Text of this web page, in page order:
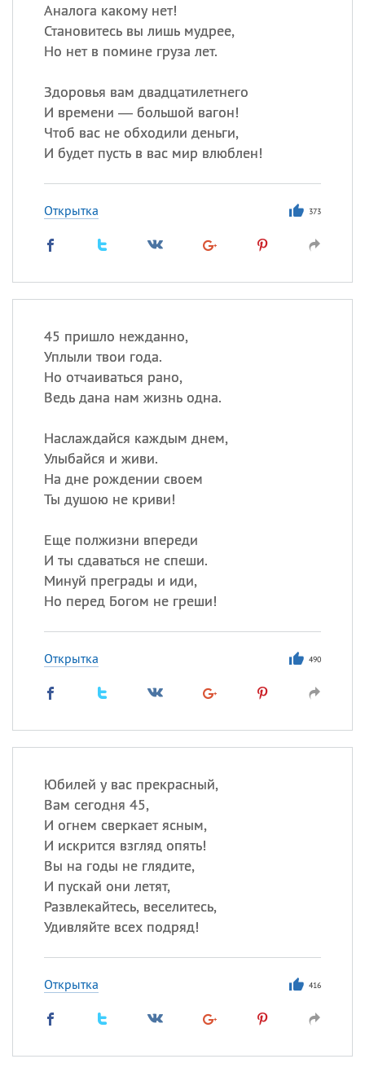
Аналога какому нет!
Становитесь вы лишь мудрее,
Но нет в помине груза лет.
Здоровья вам двадцатилетнего
И времени — большой вагон!
Чтоб вас не обходили деньги,
И будет пусть в вас мир влюблен!
Открытка 373
45 пришло нежданно,
Уплыли твои года.
Но отчаиваться рано,
Ведь дана нам жизнь одна.
Наслаждайся каждым днем,
Улыбайся и живи.
На дне рождении своем
Ты душою не криви!
Еще полжизни впереди
И ты сдаваться не спеши.
Минуй преграды и иди,
Но перед Богом не греши!
Открытка 490
Юбилей у вас прекрасный,
Вам сегодня 45,
И огнем сверкает ясным,
И искрится взгляд опять!
Вы на годы не глядите,
И пускай они летят,
Развлекайтесь, веселитесь,
Удивляйте всех подряд!
Открытка 416